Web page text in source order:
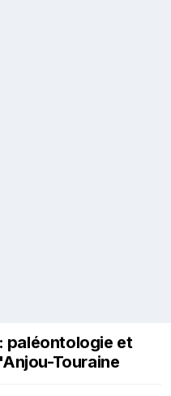
paléontologie et
Touraine